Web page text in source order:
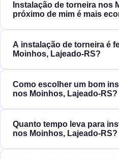
Instalação de torneira nos
próximo de mim é mais
A instalação de torneira é
Moinhos, Lajeado‑RS?
Como escolher um bom
nos Moinhos, Lajeado‑RS?
Quanto tempo leva para
nos Moinhos, Lajeado‑RS?